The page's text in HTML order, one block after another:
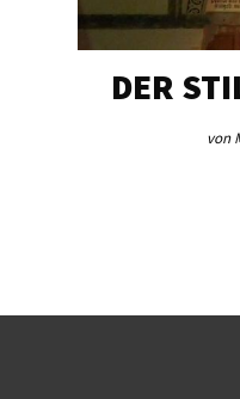
DER
von